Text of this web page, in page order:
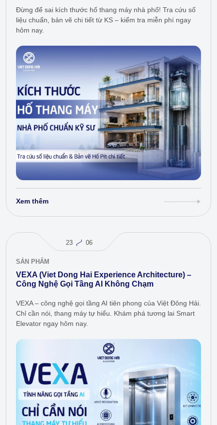
Đừng để sai kích thước hố thang máy nhà phố! Tra cứu số
liệu chuẩn, bản vẽ chi tiết từ KS – kiểm tra miễn phí ngay
hôm nay.
Xem thêm
23 06
SẢN PHẨM
VEXA (Viet Dong Hai Experience Architecture) –
Công Nghệ Gọi Tầng AI Không Chạm
VEXA – công nghệ gọi tầng AI tiên phong của Việt Đông Hải.
Chỉ cần nói, thang máy tự hiểu. Khám phá tương lai Smart
Elevator ngay hôm nay.